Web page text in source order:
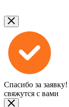
Спасибо за заявку!
свяжутся с вами